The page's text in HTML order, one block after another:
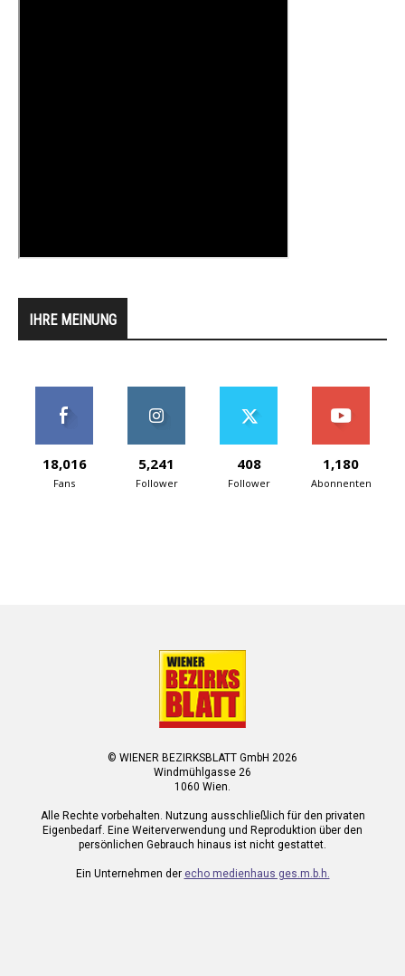
IHRE MEINUNG
18,016
Fans
5,241
Follower
408
Follower
1,180
Abonnenten
© WIENER BEZIRKSBLATT GmbH 2026
Windmühlgasse 26
1060 Wien.
Alle Rechte vorbehalten. Nutzung ausschließlich für den privaten
Eigenbedarf. Eine Weiterverwendung und Reproduktion über den
persönlichen Gebrauch hinaus ist nicht gestattet.
Ein Unternehmen der echo medienhaus ges.m.b.h.